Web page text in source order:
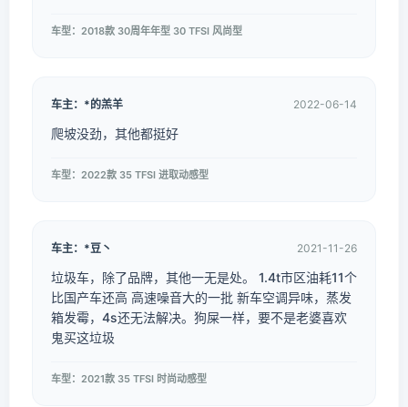
车型：2018款 30周年年型 30 TFSI 风尚型
车主：*的羔羊 2022-06-14
爬坡没劲，其他都挺好
车型：2022款 35 TFSI 进取动感型
车主：*豆丶 2021-11-26
垃圾车，除了品牌，其他一无是处。 1.4t市区油耗11个
比国产车还高 高速噪音大的一批 新车空调异味，蒸发
箱发霉，4s还无法解决。狗屎一样，要不是老婆喜欢
鬼买这垃圾
车型：2021款 35 TFSI 时尚动感型